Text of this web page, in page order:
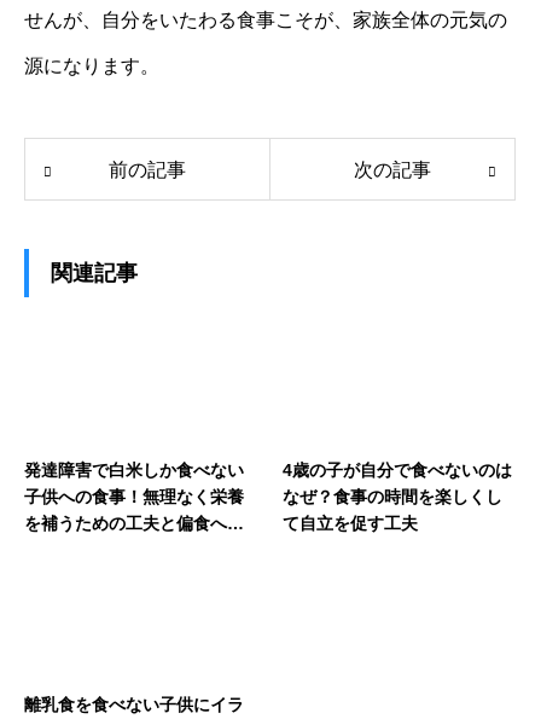
せんが、自分をいたわる食事こそが、家族全体の元気の
源になります。
前の記事 次の記事
関連記事
発達障害で白米しか食べない
子供への食事！無理なく栄養
を補うための工夫と偏食への
4歳の子が自分で食べないのは
なぜ？食事の時間を楽しくし
て自立を促す工夫
離乳食を食べない子供にイラ